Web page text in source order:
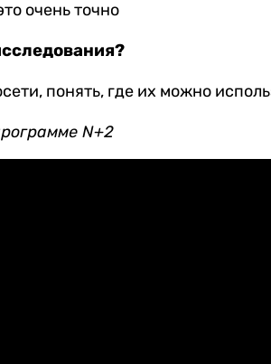
очень точно
понять, где их можно
N+2